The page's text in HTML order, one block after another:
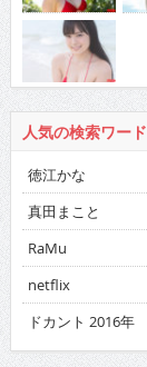
人気の検索ワード
徳江かな
真田まこと
RaMu
netflix
ドカント 2016年